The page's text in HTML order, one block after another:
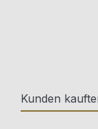
Kunden